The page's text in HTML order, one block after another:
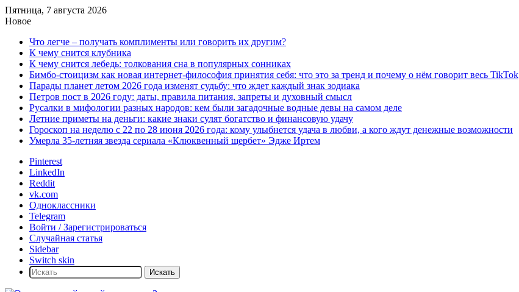
Пятница, 7 августа 2026
Новое
Что легче – получать комплименты или говорить их другим?
К чему снится клубника
К чему снится лебедь: толкования сна в популярных сонниках
Бимбо-стоицизм как новая интернет-философия принятия себя: что это за тренд и почему о нём говорит весь TikTok
Парады планет летом 2026 года изменят судьбу: что ждет каждый знак зодиака
Петров пост в 2026 году: даты, правила питания, запреты и духовный смысл
Русалки в мифологии разных народов: кем были загадочные водные девы на самом деле
Летние приметы на деньги: какие знаки сулят богатство и финансовую удачу
Гороскоп на неделю с 22 по 28 июня 2026 года: кому улыбнется удача в любви, а кого ждут денежные возможности
Умерла 35-летняя звезда сериала «Клюквенный щербет» Эдже Иртем
Pinterest
LinkedIn
Reddit
vk.com
Одноклассники
Telegram
Войти / Зарегистрироваться
Случайная статья
Sidebar
Switch skin
Искать